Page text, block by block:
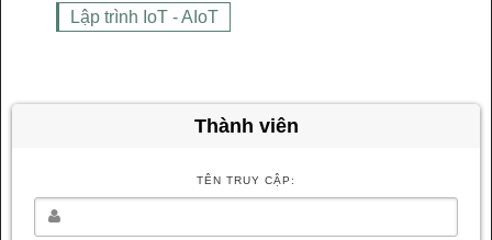
Lập trình IoT - AIoT
Thành viên
TÊN TRUY CẬP: